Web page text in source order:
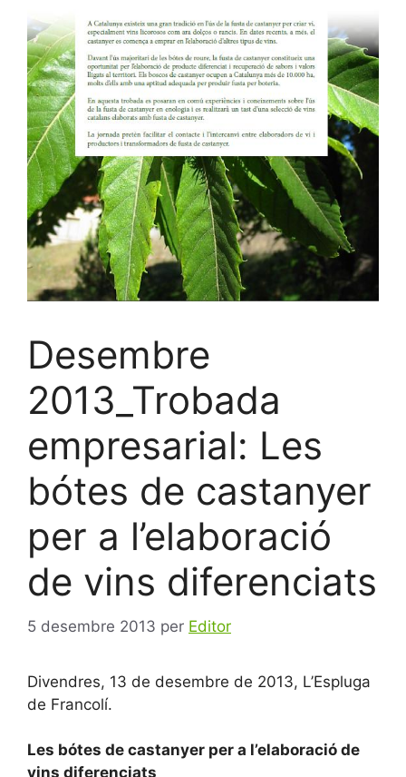
Desembre
2013_Trobada
empresarial: Les
bótes de castanyer
per a l’elaboració
de vins diferenciats
5 desembre 2013 per Editor
Divendres, 13 de desembre de 2013, L’Espluga
de Francolí.
Les bótes de castanyer per a l’elaboració de
vins diferenciats